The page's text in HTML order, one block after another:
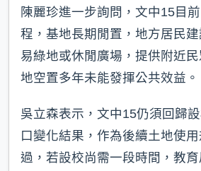
陳麗珍進一步詢問，文中15目
程，基地長期閒置，地方居民
易綠地或休閒廣場，提供附近
地空置多年未能發揮公共效益。
吳立森表示，文中15仍須回歸
口變化結果，作為後續土地使
過，若設校尚需一段時間，教